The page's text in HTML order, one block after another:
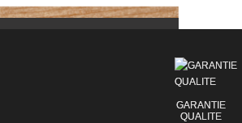
GARANTIE
QUALITE